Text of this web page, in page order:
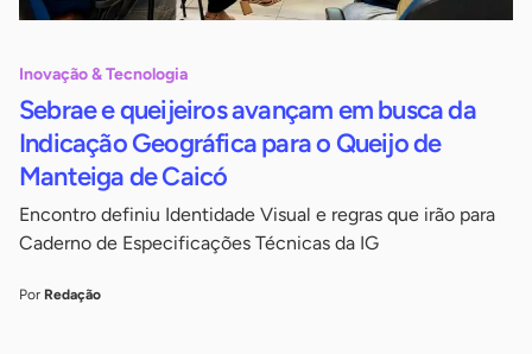
Inovação & Tecnologia
Sebrae e queijeiros avançam em busca da
Indicação Geográfica para o Queijo de
Manteiga de Caicó
Encontro definiu Identidade Visual e regras que irão para
Caderno de Especificações Técnicas da IG
Por Redação